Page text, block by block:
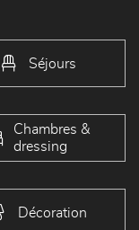
Séjours
Chambres &
dressing
Décoration